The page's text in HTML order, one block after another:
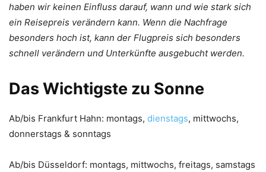
haben wir keinen Einfluss darauf, wann und wie stark sich
ein Reisepreis verändern kann. Wenn die Nachfrage
besonders hoch ist, kann der Flugpreis sich besonders
schnell verändern und Unterkünfte ausgebucht werden.
Das Wichtigste zu Sonne
Ab/bis Frankfurt Hahn: montags, dienstags, mittwochs,
donnerstags & sonntags
Ab/bis Düsseldorf: montags, mittwochs, freitags, samstags